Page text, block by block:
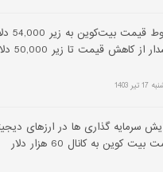
از کاهش قیمت تا زیر 50,000 دلار می‌دهند
تیر 1403
سرمایه گذاری ها در ارزهای
کوین به کانال 60 هزار دلار